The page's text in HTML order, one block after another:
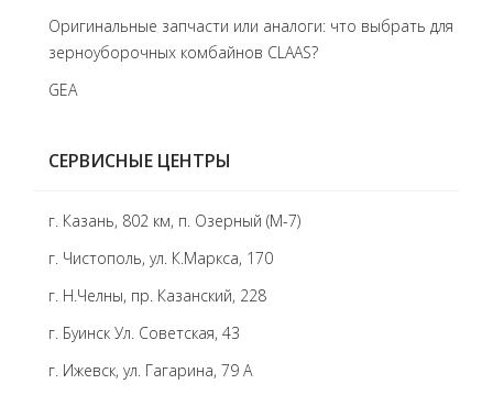
Оригинальные запчасти или аналоги: что выбрать для
зерноуборочных комбайнов CLAAS?
GEA
СЕРВИСНЫЕ ЦЕНТРЫ
г. Казань, 802 км, п. Озерный (М-7)
г. Чистополь, ул. К.Маркса, 170
г. Н.Челны, пр. Казанский, 228
г. Буинск Ул. Советская, 43
г. Ижевск, ул. Гагарина, 79 А